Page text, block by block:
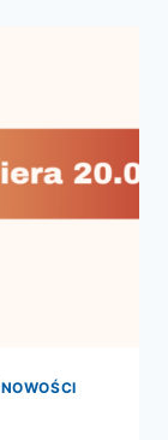
NOWOŚCI